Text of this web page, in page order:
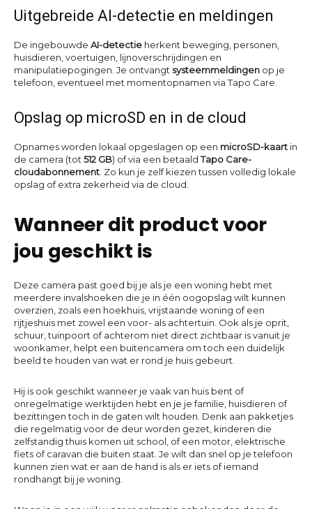
Uitgebreide AI-detectie en meldingen
De ingebouwde AI-detectie herkent beweging, personen,
huisdieren, voertuigen, lijnoverschrijdingen en
manipulatiepogingen. Je ontvangt systeemmeldingen op je
telefoon, eventueel met momentopnamen via Tapo Care.
Opslag op microSD en in de cloud
Opnames worden lokaal opgeslagen op een microSD-kaart in
de camera (tot 512 GB) of via een betaaldTapo Care-
cloudabonnement . Zo kun je zelf kiezen tussen volledig lokale
opslag of extra zekerheid via de cloud.
Wanneer dit product voor
jou geschikt is
Deze camera past goed bij je als je een woning hebt met
meerdere invalshoeken die je in één oogopslag wilt kunnen
overzien, zoals een hoekhuis, vrijstaande woning of een
rijtjeshuis met zowel een voor- als achtertuin. Ook als je oprit,
schuur, tuinpoort of achterom niet direct zichtbaar is vanuit je
woonkamer, helpt een buiten­camera om toch een duidelijk
beeld te houden van wat er rond je huis gebeurt.
Hij is ook geschikt wanneer je vaak van huis bent of
onregelmatige werktijden hebt en je je familie, huisdieren of
bezittingen toch in de gaten wilt houden. Denk aan pakketjes
die regelmatig voor de deur worden gezet, kinderen die
zelfstandig thuis komen uit school, of een motor, elektrische
fiets of caravan die buiten staat. Je wilt dan snel op je telefoon
kunnen zien wat er aan de hand is als er iets of iemand
rondhangt bij je woning.